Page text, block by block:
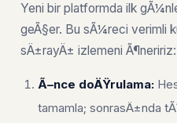
Yeni bir platformda ilk
geÃ§er. Bu sÃ¼reci verimli
sÄ±rayÄ± izlemeni Ã¶neririz:
Ã–nce doÄŸrulama:
tamamla; sonrasÄ±nda